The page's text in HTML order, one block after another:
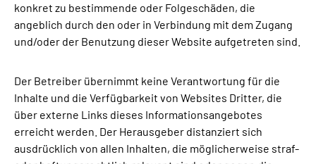
konkret zu bestimmende oder Folgeschäden, die
angeblich durch den oder in Verbindung mit dem Zugang
und/oder der Benutzung dieser Website aufgetreten sind.
Der Betreiber übernimmt keine Verantwortung für die
Inhalte und die Verfügbarkeit von Websites Dritter, die
über externe Links dieses Informationsangebotes
erreicht werden. Der Herausgeber distanziert sich
ausdrücklich von allen Inhalten, die möglicherweise straf-